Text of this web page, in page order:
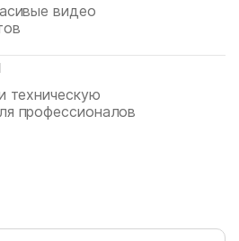
видео
техническую
профессионалов